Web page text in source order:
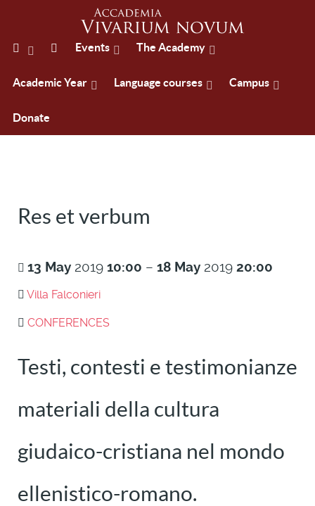
Events The Academy
Academic Year Language courses Campus
Donate
Res et verbum
13 May 2019 10:00 – 18 May 2019 20:00
Villa Falconieri
CONFERENCES
Testi, contesti e testimonianze
materiali della cultura
giudaico-cristiana nel mondo
ellenistico-romano.